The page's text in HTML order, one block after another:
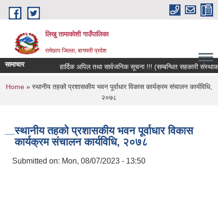
Skip to main content
लिखु तामाकोशी गाउँपालिका
रामेछाप जिल्ला, बागमती प्रदेश
सामाचार हार्दिक अपिल तथा सार्वजनिक सूचना !!! (सम्बन्धित सहकारी संस्थाका
You are here
Home » स्थानीय तहको प्रशासकीय भवन पूर्वाधार विकास कार्यक्रम संचालन कार्यविधि,
२०७८
स्थानीय तहको प्रशासकीय भवन पूर्वाधार विकास
कार्यक्रम संचालन कार्यविधि, २०७८
Submitted on: Mon, 08/07/2023 - 13:50